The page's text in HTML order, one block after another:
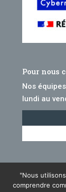
Pour nous
Nos
lundi au
"Nous
comprendre